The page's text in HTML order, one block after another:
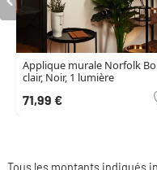
Applique murale Norfolk
clair, Noir, 1 lumière
71,99 €